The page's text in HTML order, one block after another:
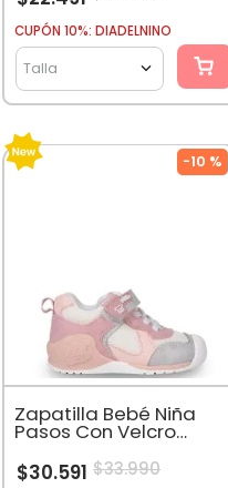
CUPÓN 10%: DIADELNINO
Talla
Zapatilla Bebé Niña
Pasos Con Velcro
-10 %
$30.591 $33.990